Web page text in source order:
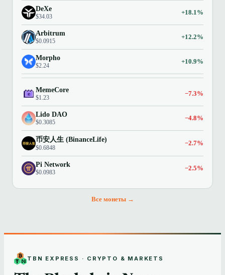
DeXe
$34.03
+18.1%
Arbitrum
$0.0915
+12.2%
Morpho
$2.24
+10.9%
MemeCore
$1.23
−7.3%
Lido DAO
$0.3085
−4.8%
币安人生 (BinanceLife)
$0.6848
−2.7%
Pi Network
$0.0983
−2.5%
Все монеты →
TBN EXPRESS · CRYPTO & MARKETS